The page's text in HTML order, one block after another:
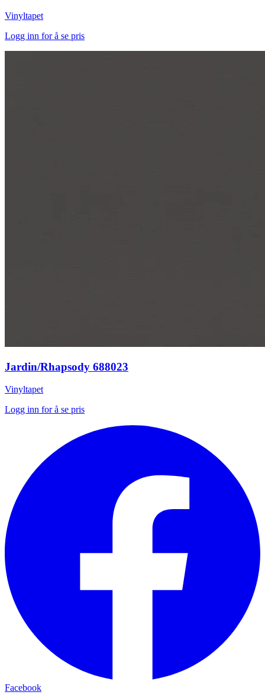
Vinyltapet
Logg inn for å se pris
Jardin/Rhapsody 688023
Vinyltapet
Logg inn for å se pris
Facebook